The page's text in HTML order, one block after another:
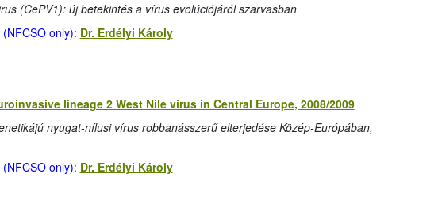
(CePV1): új betekintés a vírus evolúciójáról szarvasban
only): Dr. Erdélyi Károly
lineage 2 West Nile virus in Central Europe, 2008/2009
nyugat-nílusi vírus robbanásszerű elterjedése Közép-Európában,
only): Dr. Erdélyi Károly